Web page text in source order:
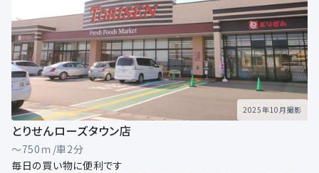
2025年10月撮影
とりせんローズタウン店
～750ｍ/車2分
毎日の買い物に便利です